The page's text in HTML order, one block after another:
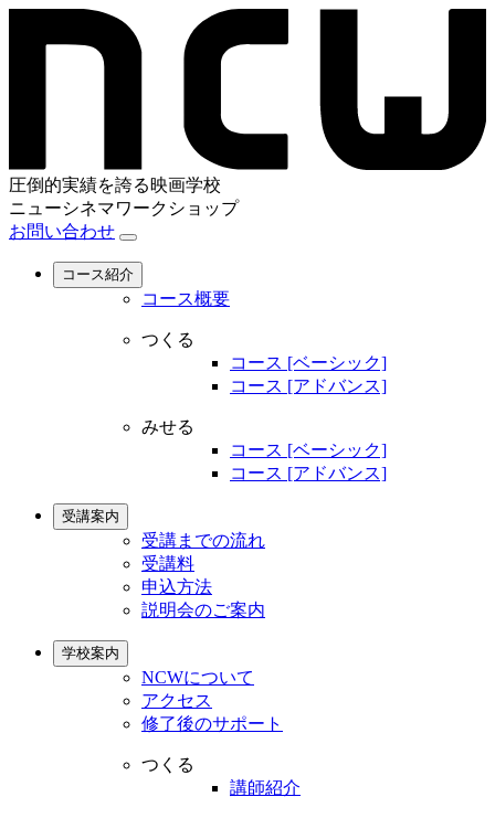
圧倒的実績を誇る映画学校
ニューシネマワークショップ
お問い合わせ
コース紹介
コース概要
つくる
コース [ベーシック]
コース [アドバンス]
みせる
コース [ベーシック]
コース [アドバンス]
受講案内
受講までの流れ
受講料
申込方法
説明会のご案内
学校案内
NCWについて
アクセス
修了後のサポート
つくる
講師紹介